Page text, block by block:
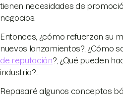
tienen necesidades de
negocios.
Entonces, ¿cómo refuerzan su
nuevos lanzamientos?, ¿Cómo
de reputación?, ¿Qué pueden
industria?...
Repasaré algunos conceptos